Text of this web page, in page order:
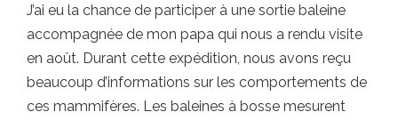
J’ai eu la chance de participer à une sortie baleine
accompagnée de mon papa qui nous a rendu visite
en août. Durant cette expédition, nous avons reçu
beaucoup d’informations sur les comportements de
ces mammifères. Les baleines à bosse mesurent